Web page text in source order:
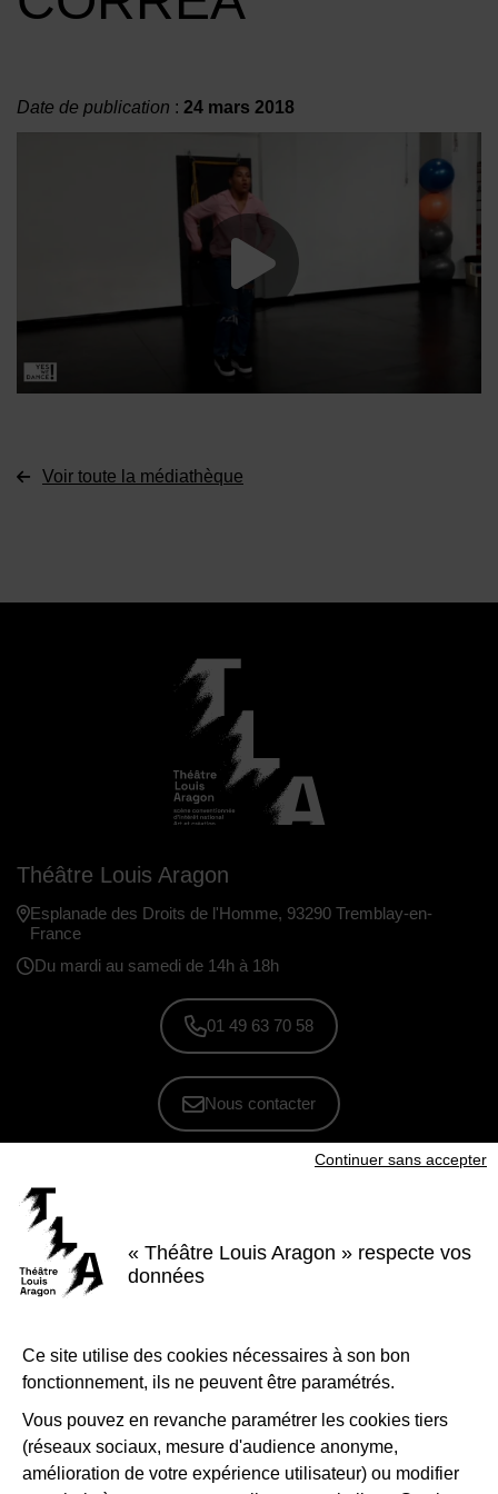
« Théâtre Louis Aragon » respecte vos
données
Ce site utilise des cookies nécessaires à son bon
fonctionnement, ils ne peuvent être paramétrés.
Vous pouvez en revanche paramétrer les cookies tiers
(réseaux sociaux, mesure d'audience anonyme,
amélioration de votre expérience utilisateur) ou modifier
Continuer sans accepter
Date de publication : 24 mars 2018
Lancer la
Voir toute la médiathèque
Théâtre Louis Aragon
Esplanade des Droits de l'Homme, 93290 Tremblay-en-
France
Du mardi au samedi de 14h à 18h
01 49 63 70 58
Nous contacter
Facebook
Instagram
YoutubeLinkedIn
Le Théâtre Louis Aragon, scène conventionnée d'intérêt national Art et
création - danse, est soutenu par la Ville de Tremblay-en-France, le
Département de la Seine-Saint-Denis, la Région Île-de-France et le
de-France.
1-Logo-Tremblay 2-